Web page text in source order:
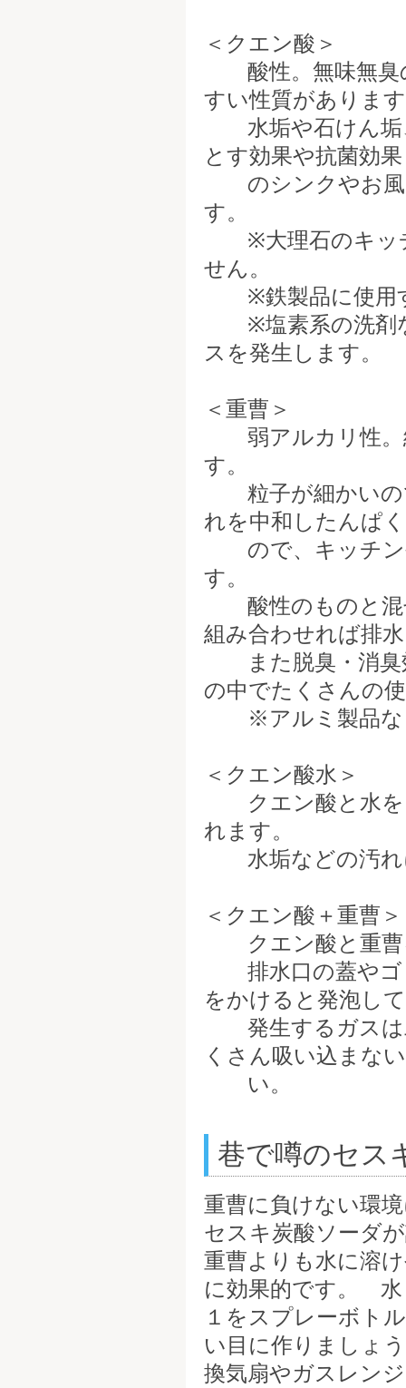
＜クエン酸＞
酸性。無味無臭
すい性質がありま
水垢や石けん垢
とす効果や抗菌効
のシンクやお風
す。
※大理石のキッチ
せん。
※鉄製品に使用
※塩素系の洗剤な
スを発生します。
＜重曹＞
弱アルカリ性。
す。
粒子が細かいの
れを中和したんぱ
ので、キッチン
す。
酸性のものと混
組み合わせれば排
また脱臭・消臭
の中でたくさんの
※アルミ製品な
＜クエン酸水＞
クエン酸と水を
れます。
水垢などの汚れ
＜クエン酸＋重曹＞
クエン酸と重曹
排水口の蓋やゴ
をかけると発泡し
発生するガスは
くさん吸い込まな
い。
巷で噂のセス
重曹に負けない環
セスキ炭酸ソーダ
重曹よりも水に溶
に効果的です。 水
１をスプレーボト
い目に作りましょ
換気扇やガスレン